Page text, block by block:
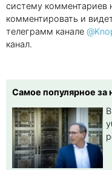
систему комментариев
комментировать и
телеграмм канале
канал.
Самое популярное за